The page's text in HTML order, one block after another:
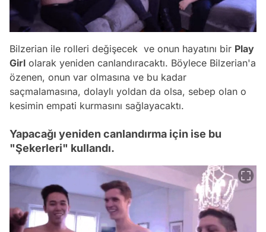
Bilzerian ile rolleri değişecek ve onun hayatını bir Play
Girl olarak yeniden canlandıracaktı. Böylece Bilzerian'a
özenen, onun var olmasına ve bu kadar
saçmalamasına, dolaylı yoldan da olsa, sebep olan o
kesimin empati kurmasını sağlayacaktı.
Yapacağı yeniden canlandırma için ise bu
"Şekerleri" kullandı.